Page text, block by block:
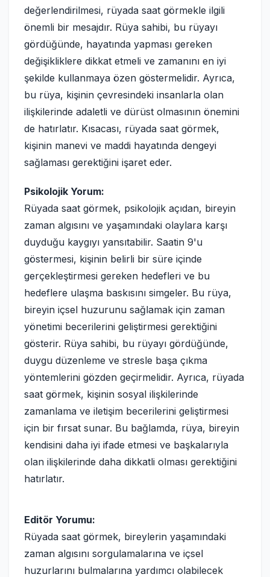
değerlendirilmesi, rüyada saat görmekle ilgili
önemli bir mesajdır. Rüya sahibi, bu rüyayı
gördüğünde, hayatında yapması gereken
değişikliklere dikkat etmeli ve zamanını en iyi
şekilde kullanmaya özen göstermelidir. Ayrıca,
bu rüya, kişinin çevresindeki insanlarla olan
ilişkilerinde adaletli ve dürüst olmasının önemini
de hatırlatır. Kısacası, rüyada saat görmek,
kişinin manevi ve maddi hayatında dengeyi
sağlaması gerektiğini işaret eder.
Psikolojik Yorum:
Rüyada saat görmek, psikolojik açıdan, bireyin
zaman algısını ve yaşamındaki olaylara karşı
duyduğu kaygıyı yansıtabilir. Saatin 9'u
göstermesi, kişinin belirli bir süre içinde
gerçekleştirmesi gereken hedefleri ve bu
hedeflere ulaşma baskısını simgeler. Bu rüya,
bireyin içsel huzurunu sağlamak için zaman
yönetimi becerilerini geliştirmesi gerektiğini
gösterir. Rüya sahibi, bu rüyayı gördüğünde,
duygu düzenleme ve stresle başa çıkma
yöntemlerini gözden geçirmelidir. Ayrıca, rüyada
saat görmek, kişinin sosyal ilişkilerinde
zamanlama ve iletişim becerilerini geliştirmesi
için bir fırsat sunar. Bu bağlamda, rüya, bireyin
kendisini daha iyi ifade etmesi ve başkalarıyla
olan ilişkilerinde daha dikkatli olması gerektiğini
hatırlatır.
Editör Yorumu:
Rüyada saat görmek, bireylerin yaşamındaki
zaman algısını sorgulamalarına ve içsel
huzurlarını bulmalarına yardımcı olabilecek